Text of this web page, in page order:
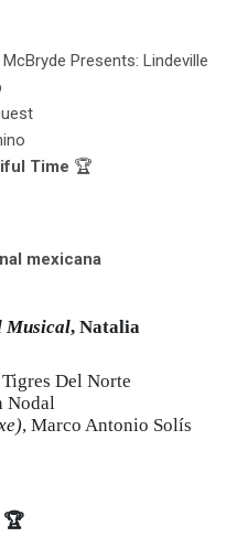
Presents: Lindeville
Time 🏆
mexicana
Musical, Natalia
Del Norte
Nodal
, Marco Antonio Solís
🏆